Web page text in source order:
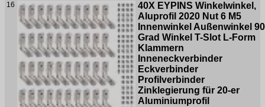
16
40X EYPINS Winkelwinkel,
Aluprofil 2020 Nut 6 M5
Innenwinkel Außenwinkel 90
Grad Winkel T-Slot L-Form
Klammern
Inneneckverbinder
Eckverbinder
Profilverbinder
Zinklegierung für 20-er
Aluminiumprofil